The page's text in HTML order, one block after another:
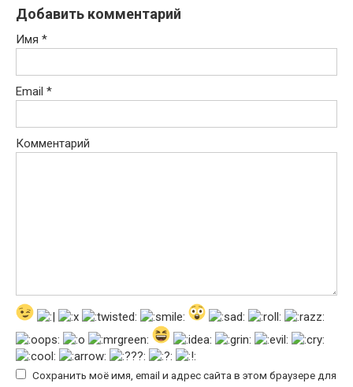
Добавить комментарий
Имя *
Email *
Комментарий
Сохранить моё имя, email и адрес сайта в этом браузере для